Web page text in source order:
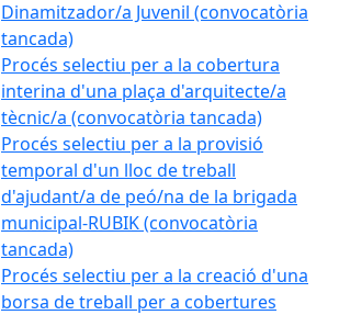
Dinamitzador/a Juvenil (convocatòria
tancada)
Procés selectiu per a la cobertura
interina d'una plaça d'arquitecte/a
tècnic/a (convocatòria tancada)
Procés selectiu per a la provisió
temporal d'un lloc de treball
d'ajudant/a de peó/na de la brigada
municipal-RUBIK (convocatòria
tancada)
Procés selectiu per a la creació d'una
borsa de treball per a cobertures